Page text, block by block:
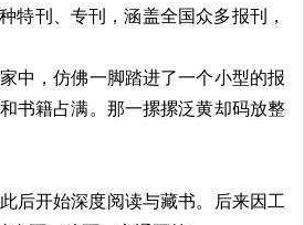
特刊、专刊，涵盖全国众多报刊，
，仿佛一脚踏进了一个小型的报
书籍占满。那一摞摞泛黄却码放整
后开始深度阅读与藏书。后来因工